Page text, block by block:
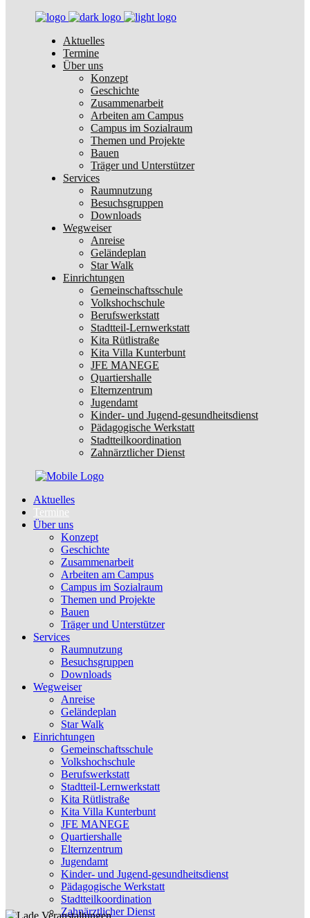
Aktuelles
Termine
Über uns
Konzept
Geschichte
Zusammenarbeit
Arbeiten am Campus
Campus im Sozialraum
Themen und Projekte
Bauen
Träger und Unterstützer
Services
Raumnutzung
Besuchsgruppen
Downloads
Wegweiser
Anreise
Geländeplan
Star Walk
Einrichtungen
Gemeinschaftsschule
Volkshochschule
Berufswerkstatt
Stadtteil-Lernwerkstatt
Kita Rütlistraße
Kita Villa Kunterbunt
JFE MANEGE
Quartiershalle
Elternzentrum
Jugendamt
Kinder- und Jugend-gesundheitsdienst
Pädagogische Werkstatt
Stadtteilkoordination
Zahnärztlicher Dienst
Aktuelles
Termine
Über uns
Konzept
Geschichte
Zusammenarbeit
Arbeiten am Campus
Campus im Sozialraum
Themen und Projekte
Bauen
Träger und Unterstützer
Services
Raumnutzung
Besuchsgruppen
Downloads
Wegweiser
Anreise
Geländeplan
Star Walk
Einrichtungen
Gemeinschaftsschule
Volkshochschule
Berufswerkstatt
Stadtteil-Lernwerkstatt
Kita Rütlistraße
Kita Villa Kunterbunt
JFE MANEGE
Quartiershalle
Elternzentrum
Jugendamt
Kinder- und Jugend-gesundheitsdienst
Pädagogische Werkstatt
Stadtteilkoordination
Zahnärztlicher Dienst